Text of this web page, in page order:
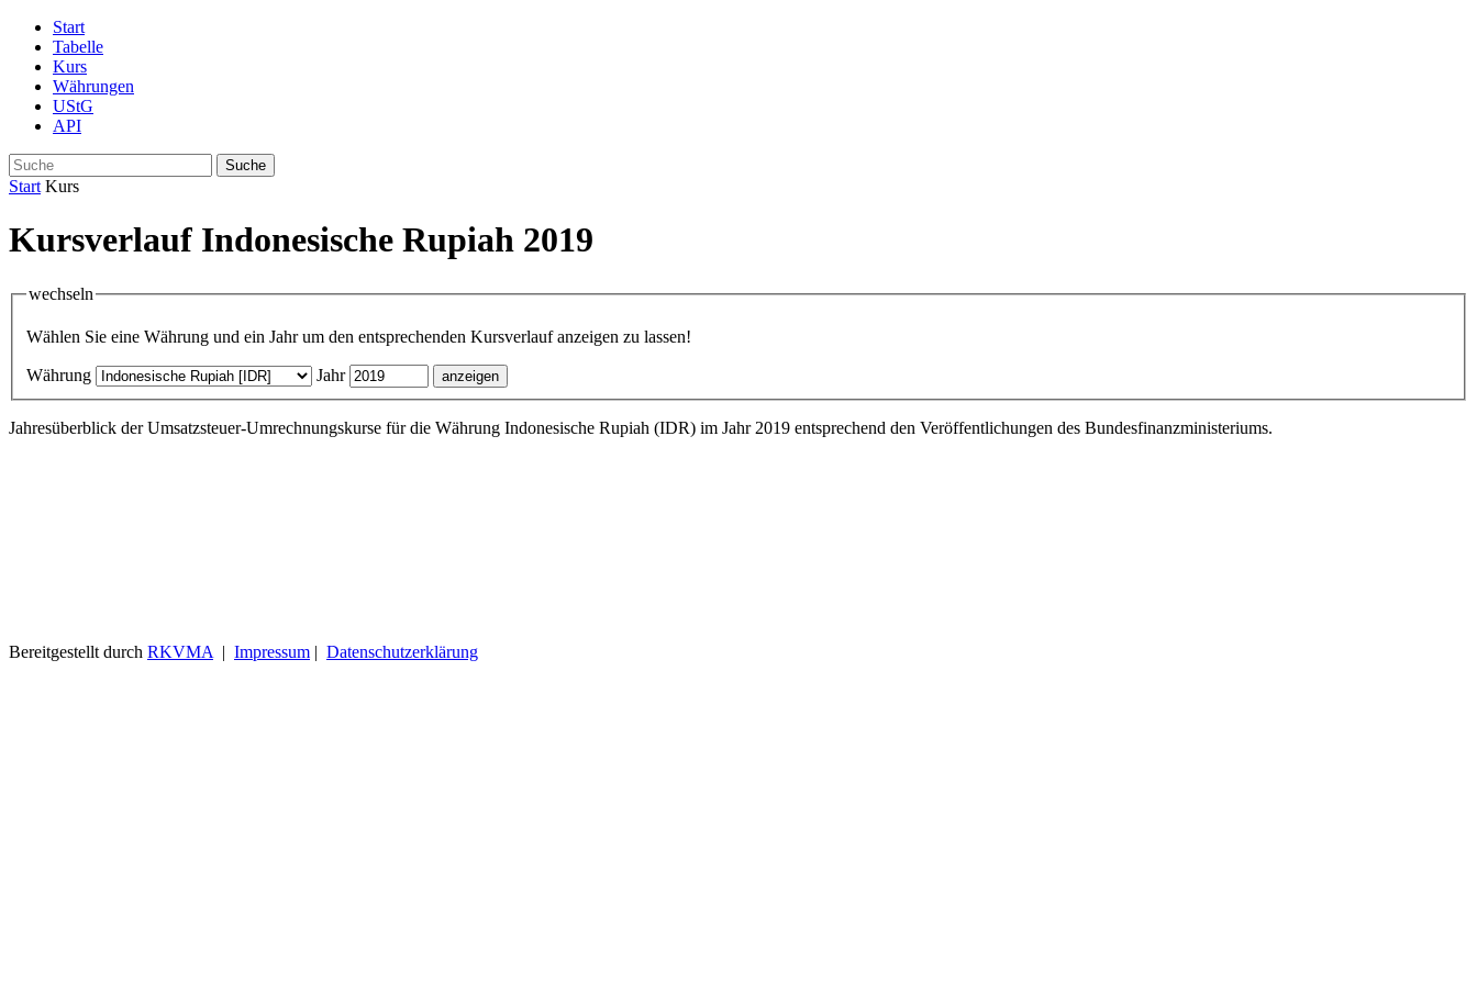
Start
Tabelle
Kurs
Währungen
UStG
API
Suche
Start Kurs
Kursverlauf Indonesische Rupiah 2019
wechseln
Wählen Sie eine Währung und ein Jahr um den entsprechenden Kursverlauf anzeigen zu lassen!
Währung Jahr
Jahresüberblick der Umsatzsteuer-Umrechnungskurse für die Währung Indonesische Rupiah (IDR) im Jahr 2019 entsprechend den Veröffentlichungen des Bundesfinanzministeriums.
Bereitgestellt durch RKVMA| Impressum Datenschutzerklärung